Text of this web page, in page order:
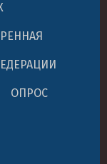
ОПРОС